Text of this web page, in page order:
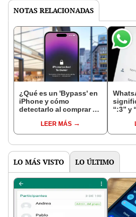
NOTAS RELACIONADAS
¿Qué es un 'Bypass' en
iPhone y cómo
detectarlo al comprar un
LEER MÁS
“:3” y
LO MÁS VISTO LO ÚLTIMO